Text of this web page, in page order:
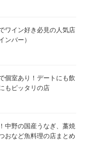
ワイン好き必見の人気店
ンバー）
個室あり！デートにも飲
もピッタリの店
中野の国産うなぎ、藁焼
おなど魚料理の店まとめ